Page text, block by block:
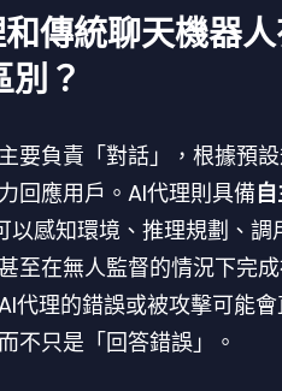
傳統聊天機器
？
要負責「對話」，根據預
回應用戶。AI代理則具備
感知環境、推理規劃、調
至在無人監督的情況下完
代理的錯誤或被攻擊可能
不只是「回答錯誤」。